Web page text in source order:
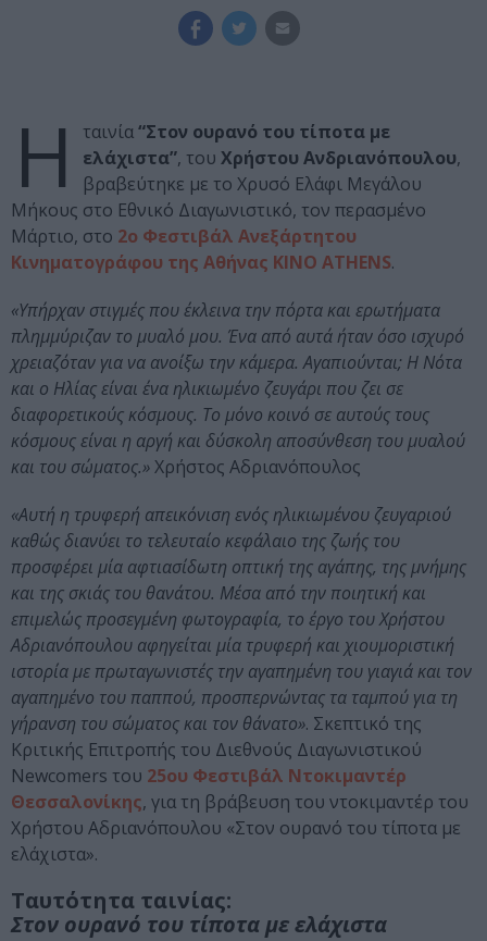
Η ταινία“Στον ουρανό του τίποτα με
ελάχιστα”, του Χρήστου Ανδριανόπουλου,
βραβεύτηκε με το Χρυσό Ελάφι Μεγάλου
Μήκους στο Εθνικό Διαγωνιστικό, τον περασμένο
Μάρτιο, στο 2ο Φεστιβάλ Ανεξάρτητου
Κινηματογράφου της Αθήνας ΚΙΝΟ ATHENS.
«Υπήρχαν στιγμές που έκλεινα την πόρτα και ερωτήματα
πλημμύριζαν το μυαλό μου. Ένα από αυτά ήταν όσο ισχυρό
χρειαζόταν για να ανοίξω την κάμερα. Αγαπιούνται; H Νότα
και ο Ηλίας είναι ένα ηλικιωμένο ζευγάρι που ζει σε
διαφορετικούς κόσμους. Το μόνο κοινό σε αυτούς τους
κόσμους είναι η αργή και δύσκολη αποσύνθεση του μυαλού
και του σώματος.»Χρήστος Αδριανόπουλος
«Αυτή η τρυφερή απεικόνιση ενός ηλικιωμένου ζευγαριού
καθώς διανύει το τελευταίο κεφάλαιο της ζωής του
προσφέρει μία αφτιασίδωτη οπτική της αγάπης, της μνήμης
και της σκιάς του θανάτου. Μέσα από την ποιητική και
επιμελώς προσεγμένη φωτογραφία, το έργο του Χρήστου
Αδριανόπουλου αφηγείται μία τρυφερή και χιουμοριστική
ιστορία με πρωταγωνιστές την αγαπημένη του γιαγιά και τον
αγαπημένο του παππού, προσπερνώντας τα ταμπού για τη
γήρανση του σώματος και τον θάνατο». Σκεπτικό της
Κριτικής Επιτροπής του Διεθνούς Διαγωνιστικού
Newcomers του 25ου Φεστιβάλ Ντοκιμαντέρ
Θεσσαλονίκης, για τη βράβευση του ντοκιμαντέρ του
Χρήστου Αδριανόπουλου «Στον ουρανό του τίποτα με
ελάχιστα».
Ταυτότητα ταινίας:
Στον ουρανό του τίποτα με ελάχιστα